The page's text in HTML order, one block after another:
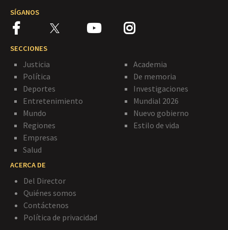
SÍGANOS
SECCIONES
Justicia
Política
Deportes
Entretenimiento
Mundo
Regiones
Empresas
Salud
Academia
De memoria
Investigaciones
Mundial 2026
Nuevo gobierno
Estilo de vida
ACERCA DE
Del Director
Quiénes somos
Contáctenos
Política de privacidad